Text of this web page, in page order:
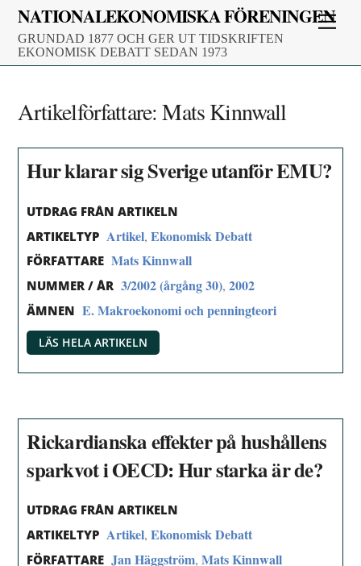
Skip
content
NATIONALEKONOMISKA FÖRENINGEN
GRUNDAD 1877 OCH GER UT TIDSKRIFTEN
EKONOMISK DEBATT SEDAN 1973
Artikelförfattare:Mats Kinnwall
Hur klarar sig Sverige utanför EMU?
UTDRAG FRÅN ARTIKELN
ARTIKELTYP Artikel,Ekonomisk Debatt
FÖRFATTARE Mats Kinnwall
NUMMER / ÅR 3/2002 (årgång 30),2002
ÄMNEN E. Makroekonomi och penningteori
LÄS HELA ARTIKELN
Rickardianska effekter på hushållens
sparkvot i OECD: Hur starka är de?
UTDRAG FRÅN ARTIKELN
ARTIKELTYP Artikel,Ekonomisk Debatt
FÖRFATTARE Jan Häggström,Mats Kinnwall